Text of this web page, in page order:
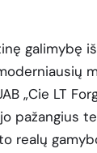
galimybę
„Cie LT
pažangius
realų